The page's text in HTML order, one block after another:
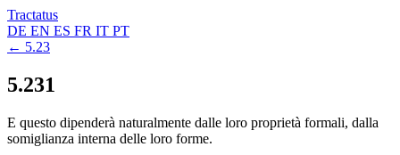
Tractatus
DE EN ES FR IT PT
← 5.23
5.231
E questo dipenderà naturalmente dalle loro proprietà formali, dalla
somiglianza interna delle loro forme.